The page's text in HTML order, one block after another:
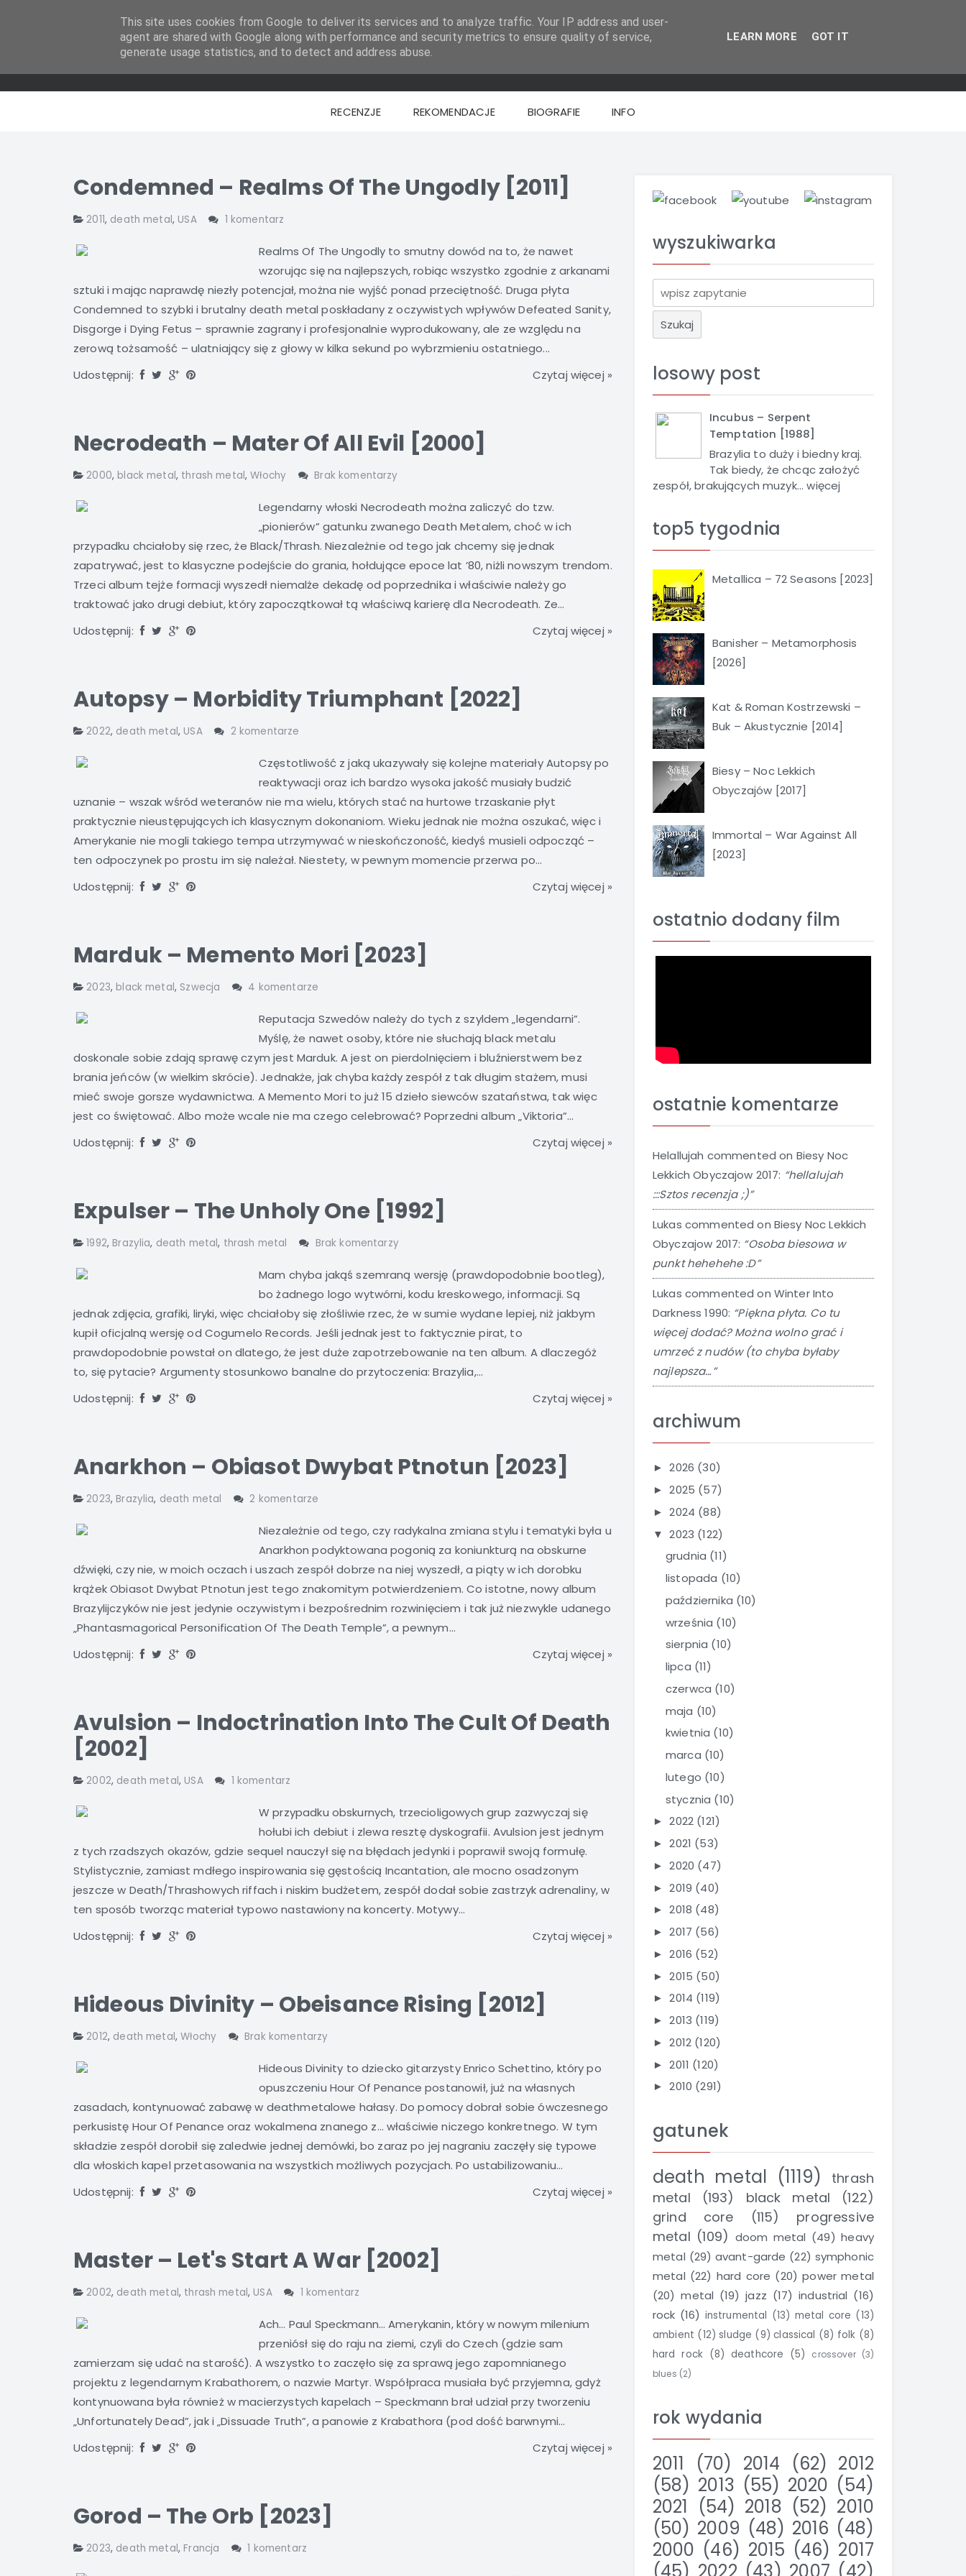
RECENZJE REKOMENDACJE BIOGRAFIE INFO
Condemned – Realms Of The Ungodly [2011]
2011, death metal, USA 1 komentarz
Realms Of The Ungodly to smutny dowód na to, że nawet
wzorując się na najlepszych, robiąc wszystko zgodnie z arkanami
sztuki i mając naprawdę niezły potencjał, można nie wyjść ponad przeciętność. Druga płyta
Condemned to szybki i brutalny death metal poskładany z oczywistych wpływów Defeated Sanity,
Disgorge i Dying Fetus – sprawnie zagrany i profesjonalnie wyprodukowany, ale ze względu na
zerową tożsamość – ulatniający się z głowy w kilka sekund po wybrzmieniu ostatniego...
Udostępnij:
Czytaj więcej »
Necrodeath – Mater Of All Evil [2000]
2000, black metal, thrash metal,Włochy Brak komentarzy
Legendarny włoski Necrodeath można zaliczyć do tzw.
„pionierów” gatunku zwanego Death Metalem, choć w ich
przypadku chciałoby się rzec, że Black/Thrash. Niezależnie od tego jak chcemy się jednak
zapatrywać, jest to klasyczne podejście do grania, hołdujące epoce lat ’80, niżli nowszym trendom.
Trzeci album tejże formacji wyszedł niemalże dekadę od poprzednika i właściwie należy go
traktować jako drugi debiut, który zapoczątkował tą właściwą karierę dla Necrodeath. Ze...
Udostępnij:
Czytaj więcej »
Autopsy – Morbidity Triumphant [2022]
2022, death metal, USA 2 komentarze
Częstotliwość z jaką ukazywały się kolejne materiały Autopsy po
reaktywacji oraz ich bardzo wysoka jakość musiały budzić
uznanie – wszak wśród weteranów nie ma wielu, których stać na hurtowe trzaskanie płyt
praktycznie nieustępujących ich klasycznym dokonaniom. Wieku jednak nie można oszukać, więc i
Amerykanie nie mogli takiego tempa utrzymywać w nieskończoność, kiedyś musieli odpocząć –
ten odpoczynek po prostu im się należał. Niestety, w pewnym momencie przerwa po...
Udostępnij:
Czytaj więcej »
Marduk – Memento Mori [2023]
2023, black metal, Szwecja 4 komentarze
Reputacja Szwedów należy do tych z szyldem „legendarni”.
Myślę, że nawet osoby, które nie słuchają black metalu
doskonale sobie zdają sprawę czym jest Marduk. A jest on pierdolnięciem i bluźnierstwem bez
brania jeńców (w wielkim skrócie). Jednakże, jak chyba każdy zespół z tak długim stażem, musi
mieć swoje gorsze wydawnictwa. A Memento Mori to już 15 dzieło siewców szataństwa, tak więc
jest co świętować. Albo może wcale nie ma czego celebrować? Poprzedni album „Viktoria”...
Udostępnij:
Czytaj więcej »
Expulser – The Unholy One [1992]
1992, Brazylia, death metal, thrash metal Brak komentarzy
Mam chyba jakąś szemraną wersję (prawdopodobnie bootleg),
bo żadnego logo wytwórni, kodu kreskowego, informacji. Są
jednak zdjęcia, grafiki, liryki, więc chciałoby się złośliwie rzec, że w sumie wydane lepiej, niż jakbym
kupił oficjalną wersję od Cogumelo Records. Jeśli jednak jest to faktycznie pirat, to
prawdopodobnie powstał on dlatego, że jest duże zapotrzebowanie na ten album. A dlaczegóż
to, się pytacie? Argumenty stosunkowo banalne do przytoczenia: Brazylia,...
Udostępnij:
Czytaj więcej »
Anarkhon – Obiasot Dwybat Ptnotun [2023]
2023, Brazylia, death metal 2 komentarze
Niezależnie od tego, czy radykalna zmiana stylu i tematyki była u
Anarkhon podyktowana pogonią za koniunkturą na obskurne
dźwięki, czy nie, w moich oczach i uszach zespół dobrze na niej wyszedł, a piąty w ich dorobku
krążek Obiasot Dwybat Ptnotun jest tego znakomitym potwierdzeniem. Co istotne, nowy album
Brazylijczyków nie jest jedynie oczywistym i bezpośrednim rozwinięciem i tak już niezwykle udanego
„Phantasmagorical Personification Of The Death Temple”, a pewnym...
Udostępnij:
Czytaj więcej »
Avulsion – Indoctrination Into The Cult Of Death
[2002]
2002, death metal, USA 1 komentarz
W przypadku obskurnych, trzecioligowych grup zazwyczaj się
hołubi ich debiut i zlewa resztę dyskografii. Avulsion jest jednym
z tych rzadszych okazów, gdzie sequel nauczył się na błędach jedynki i poprawił swoją formułę.
Stylistycznie, zamiast mdłego inspirowania się gęstością Incantation, ale mocno osadzonym
jeszcze w Death/Thrashowych riffach i niskim budżetem, zespół dodał sobie zastrzyk adrenaliny, w
ten sposób tworząc materiał typowo nastawiony na koncerty. Motywy...
Udostępnij:
Czytaj więcej »
Hideous Divinity – Obeisance Rising [2012]
2012, death metal,Włochy Brak komentarzy
Hideous Divinity to dziecko gitarzysty Enrico Schettino, który po
opuszczeniu Hour Of Penance postanowił, już na własnych
zasadach, kontynuować zabawę w deathmetalowe hałasy. Do pomocy dobrał sobie ówczesnego
perkusistę Hour Of Penance oraz wokalmena znanego z… właściwie niczego konkretnego. W tym
składzie zespół dorobił się zaledwie jednej demówki, bo zaraz po jej nagraniu zaczęły się typowe
dla włoskich kapel przetasowania na wszystkich możliwych pozycjach. Po ustabilizowaniu...
Udostępnij:
Czytaj więcej »
Master – Let's Start A War [2002]
2002, death metal, thrash metal, USA 1 komentarz
Ach… Paul Speckmann… Amerykanin, który w nowym milenium
przeniósł się do raju na ziemi, czyli do Czech (gdzie sam
zamierzam się udać na starość). A wszystko to zaczęło się za sprawą jego zapomnianego
projektu z legendarnym Krabathorem, o nazwie Martyr. Współpraca musiała być przyjemna, gdyż
kontynuowana była również w macierzystych kapelach – Speckmann brał udział przy tworzeniu
„Unfortunately Dead”, jak i „Dissuade Truth”, a panowie z Krabathora (pod dość barwnymi...
Udostępnij:
Czytaj więcej »
Gorod – The Orb [2023]
2023, death metal, Francja 1 komentarz
wyszukiwarka
z
u
a
losowy post
Incubus – Serpent
Temptation [1988]
Brazylia to duży i biedny kraj.
Tak biedy, że chcąc założyć
zespół, brakujących muzyk...więcej
top5 tygodnia
Metallica – 72 Seasons [2023]
Banisher – Metamorphosis
[2026]
Kat & Roman Kostrzewski –
Buk – Akustycznie [2014]
Biesy – Noc Lekkich
Obyczajów [2017]
Immortal – War Against All
[2023]
ostatnio dodany film
ostatnie komentarze
Helallujah commented on Biesy Noc
Lekkich Obyczajow 2017: “hellalujah
:::Sztos recenzja ;)”
Lukas commented on Biesy Noc Lekkich
Obyczajow 2017: “Osoba biesowa w
punkt hehehehe :D”
Lukas commented on Winter Into
Darkness 1990: “Piękna płyta. Co tu
więcej dodać? Można wolno grać i
umrzeć z nudów (to chyba byłaby
najlepsza…”
archiwum
► 2026 (30)
► 2025 (57)
► 2024 (88)
▼ 2023 (122)
grudnia (11)
listopada (10)
października (10)
września (10)
sierpnia (10)
lipca (11)
czerwca (10)
maja (10)
kwietnia (10)
marca (10)
lutego (10)
stycznia (10)
► 2022 (121)
► 2021 (53)
► 2020 (47)
► 2019 (40)
► 2018 (48)
► 2017 (56)
► 2016 (52)
► 2015 (50)
► 2014 (119)
► 2013 (119)
► 2012 (120)
► 2011 (120)
► 2010 (291)
gatunek
death metal (1119)
thrash
metal
(193) black metal
(122)
grind core
(115)
progressive
metal (109) doom metal (49) heavy
metal (29) avant-garde (22) symphonic
metal (22) hard core (20) power metal
(20) metal (19) jazz (17) industrial (16)
rock (16) instrumental (13) metal core (13)
ambient (12) sludge (9) classical (8) folk (8)
hard rock (8) deathcore (5) crossover (3)
blues (2)
rok wydania
2011
(70) 2014 (62) 2012
(58) 2013 (55) 2020 (54)
2021 (54) 2018 (52) 2010
(50) 2009 (48) 2016 (48)
2000 (46) 2015 (46) 2017
This site uses cookies from Google to deliver its services and to analyze traffic. Your IP address and user-
agent are shared with Google along with performance and security metrics to ensure quality of service,
generate usage statistics, and to detect and address abuse.
LEARN MORE GOT IT